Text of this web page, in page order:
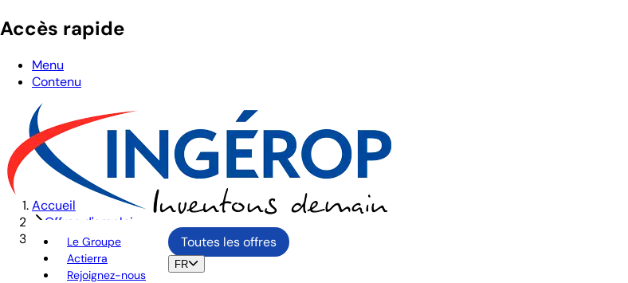
Accès rapide
Menu
Contenu
Le Groupe
Actierra
Rejoignez-nous
Toutes les offres
FR
Accueil
Offres d'emploi
CHARGE D'AFFAIRES OUVRAGES D'ART F/H